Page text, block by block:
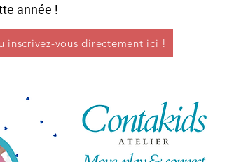
année !
inscrivez-vous directement ici !